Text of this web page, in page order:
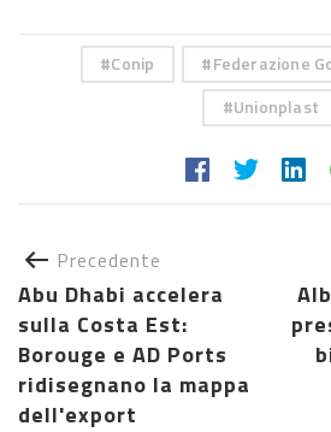
Conip
Federazione
Unionplast
Precedente
Abu Dhabi accelera
sulla Costa Est:
Borouge e AD Ports
ridisegnano la mappa
dell'export